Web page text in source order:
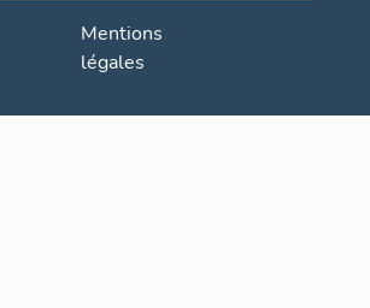
Mentions
légales